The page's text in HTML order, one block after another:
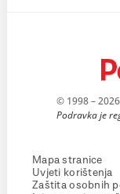
© 1998 –
Podravka je
Mapa stranice
Uvjeti korištenja
Zaštita osobnih